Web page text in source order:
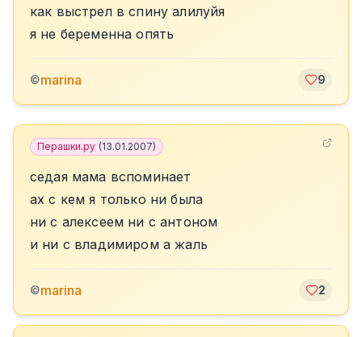
как выстрел в спину алилуйя
я не беременна опять
©marina 9
Перашки.ру (13.01.2007)
седая мама вспоминает
ах с кем я только ни была
ни с алексеем ни с антоном
и ни с владимиром а жаль
©marina 2